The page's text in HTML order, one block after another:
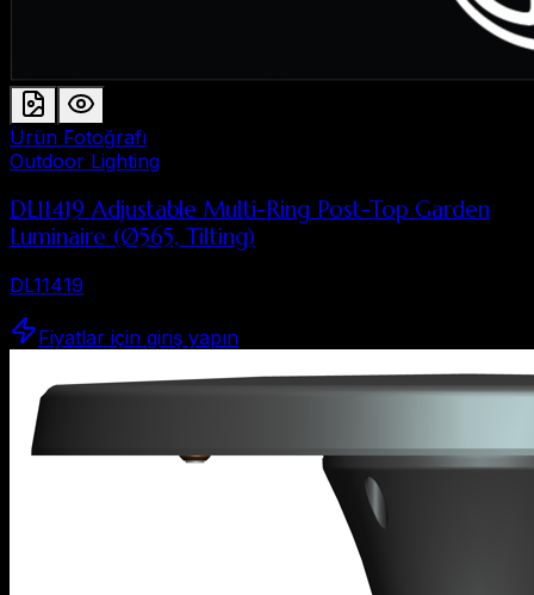
Ürün Fotoğrafı
Outdoor Lighting
DL11419 Adjustable Multi-Ring Post-Top Garden
Luminaire (Ø565, Tilting)
DL11419
Fiyatlar için giriş yapın